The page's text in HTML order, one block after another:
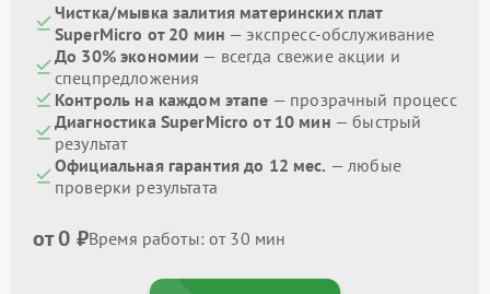
Чистка/мывка залития материнских плат
SuperMicro от 20 мин — экспресс-обслуживание
До 30% экономии — всегда свежие акции и
спецпредложения
Контроль на каждом этапе — прозрачный процесс
Диагностика SuperMicro от 10 мин — быстрый
результат
Официальная гарантия до 12 мес. — любые
проверки результата
от 0 ₽Время работы: от 30 мин